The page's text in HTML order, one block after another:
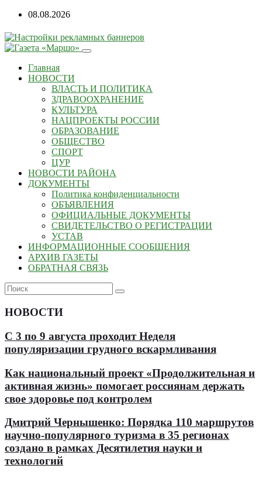
08.08.2026
Главная
НОВОСТИ
ВЛАСТЬ И ПОЛИТИКА
ЗДРАВООХРАНЕНИЕ
КУЛЬТУРА
НАЦПРОЕКТЫ РОССИИ
ОБРАЗОВАНИЕ
ОБЩЕСТВО
СПОРТ
ЦУР
НОВОСТИ РАЙОНА
ДОКУМЕНТЫ
Политика конфиденциальности
ОБЪЯВЛЕНИЯ
ОФИЦИАЛЬНЫЕ ДОКУМЕНТЫ
СВИДЕТЕЛЬСТВО О РЕГИСТРАЦИИ
УСТАВ
ИНФОРМАЦИОННЫЕ СООБЩЕНИЯ
АРХИВ ГАЗЕТЫ
ОБРАТНАЯ СВЯЗЬ
НОВОСТИ
С 3 по 9 августа проходит Неделя
популяризации грудного вскармливания
Как национальный проект «Продолжительная и
активная жизнь» помогает россиянам держать
свое здоровье под контролем
Дмитрий Чернышенко: Порядка 110 маршрутов
научно-популярного туризма в 35 регионах
создано в рамках Десятилетия науки и
технологий